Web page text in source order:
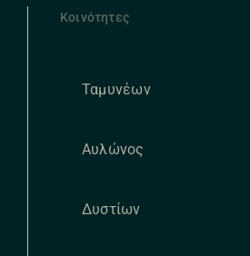
Κοινότητες
Ταμυνέων
Αυλώνος
Δυστίων